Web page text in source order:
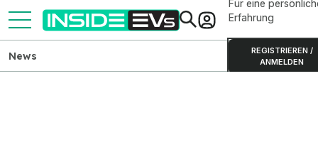
Für eine
Erfahrung
REGISTRIEREN /
ANMELDEN
News